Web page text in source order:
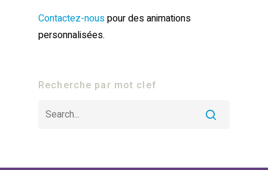
Contactez-nouspour des animations
personnalisées.
Recherche par mot clef